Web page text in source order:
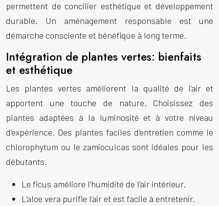
permettent de concilier esthétique et développement
durable. Un aménagement responsable est une
démarche consciente et bénéfique à long terme.
Intégration de plantes vertes: bienfaits
et esthétique
Les plantes vertes améliorent la qualité de l’air et
apportent une touche de nature. Choisissez des
plantes adaptées à la luminosité et à votre niveau
d’expérience. Des plantes faciles d’entretien comme le
chlorophytum ou le zamioculcas sont idéales pour les
débutants.
Le ficus améliore l’humidité de l’air intérieur.
L’aloe vera purifie l’air et est facile à entretenir.